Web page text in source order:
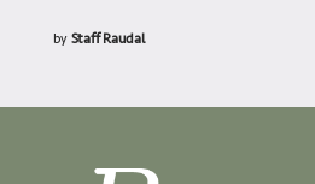
byStaff Raudal